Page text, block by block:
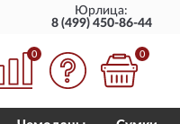
Юрлица:
8 (499) 450-86-44
0 0